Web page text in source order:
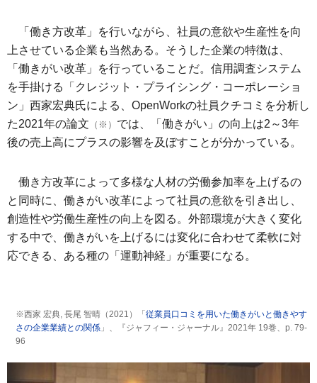
「働き方改革」を行いながら、社員の意欲や生産性を向
上させている企業も当然ある。そうした企業の特徴は、
「働きがい改革」を行っていることだ。信用調査システム
を手掛ける「クレジット・プライシング・コーポレーショ
ン」西家宏典氏による、OpenWorkの社員クチコミを分析し
た2021年の論文 （※） では、「働きがい」の向上は2～3年
後の売上高にプラスの影響を及ぼすことが分かっている。
働き方改革によって多様な人材の労働参加率を上げるの
と同時に、働きがい改革によって社員の意欲を引き出し、
創造性や労働生産性の向上を図る。外部環境が大きく変化
する中で、働きがいを上げるには変化に合わせて柔軟に対
応できる、ある種の「運動神経」が重要になる。
※西家 宏典, 長尾 智晴（2021）「 従業員口コミを用いた働きがいと働きやす
さの企業業績との関係 」、『ジャフィー・ジャーナル』2021年 19巻、p. 79-
96